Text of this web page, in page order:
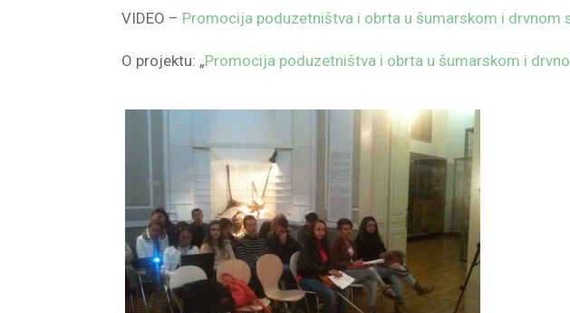
VIDEO – Promocija poduzetništva i obrta u šumarskom i drvnom
O projektu: „Promocija poduzetništva i obrta u šumarskom i